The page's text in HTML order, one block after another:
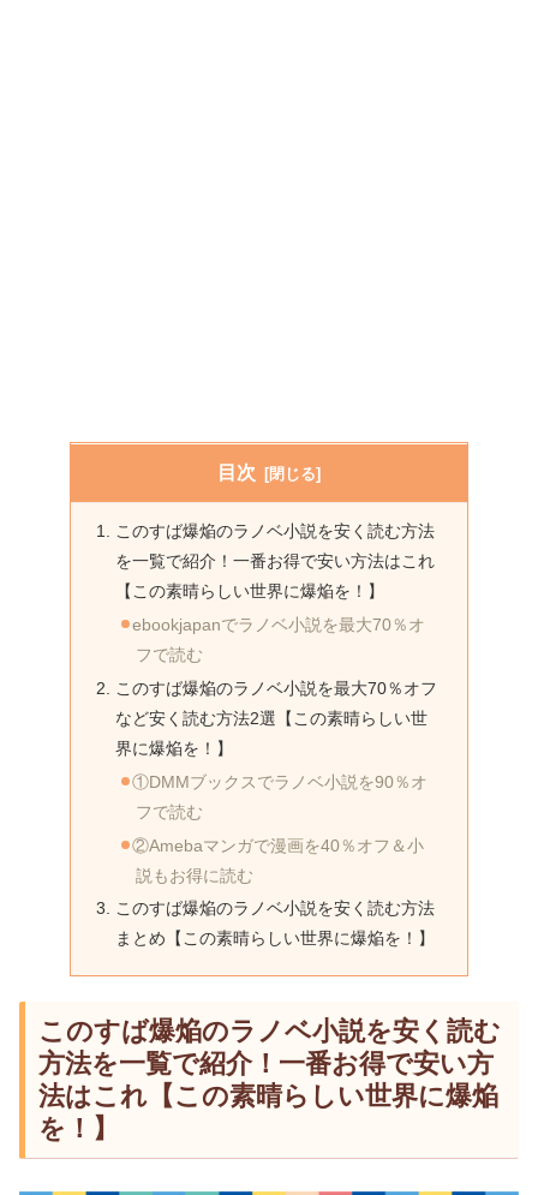
目次
このすば爆焔のラノベ小説を安く読む方法
を一覧で紹介！一番お得で安い方法はこれ
【この素晴らしい世界に爆焔を！】
ebookjapanでラノベ小説を最大70％オ
フで読む
このすば爆焔のラノベ小説を最大70％オフ
など安く読む方法2選【この素晴らしい世
界に爆焔を！】
①DMMブックスでラノベ小説を90％オ
フで読む
②Amebaマンガで漫画を40％オフ＆小
説もお得に読む
このすば爆焔のラノベ小説を安く読む方法
まとめ【この素晴らしい世界に爆焔を！】
このすば爆焔のラノベ小説を安く読む
方法を一覧で紹介！一番お得で安い方
法はこれ【この素晴らしい世界に爆焔
を！】